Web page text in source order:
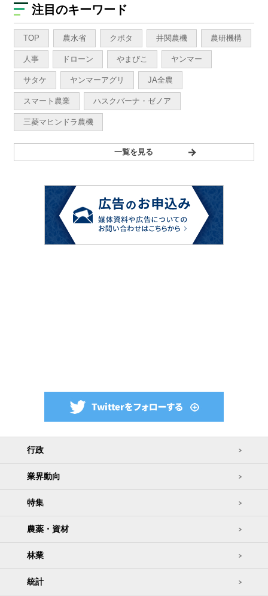
注目のキーワード
TOP 農水省 クボタ 井関農機 農研機構
人事 ドローン やまびこ ヤンマー
サタケ ヤンマーアグリ JA全農
スマート農業 ハスクバーナ・ゼノア
三菱マヒンドラ農機
一覧を見る
行政
業界動向
特集
農薬・資材
林業
統計